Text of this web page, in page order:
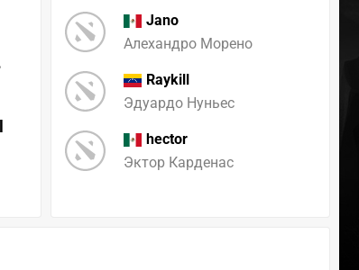
Jano
Алехандро Морено
Raykill
Эдуардо Нуньес
hector
Эктор Карденас